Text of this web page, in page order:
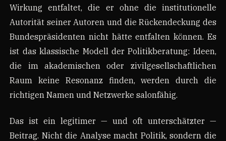
Wirkung entfaltet, die er ohne die institutionelle
Autorität seiner Autoren und die Rückendeckung des
Bundespräsidenten nicht hätte entfalten können. Es
ist das klassische Modell der Politikberatung: Ideen,
die im akademischen oder zivilgesellschaftlichen
Raum keine Resonanz finden, werden durch die
richtigen Namen und Netzwerke salonfähig.
Das ist ein legitimer — und oft unterschätzter —
Beitrag. Nicht die Analyse macht Politik, sondern die